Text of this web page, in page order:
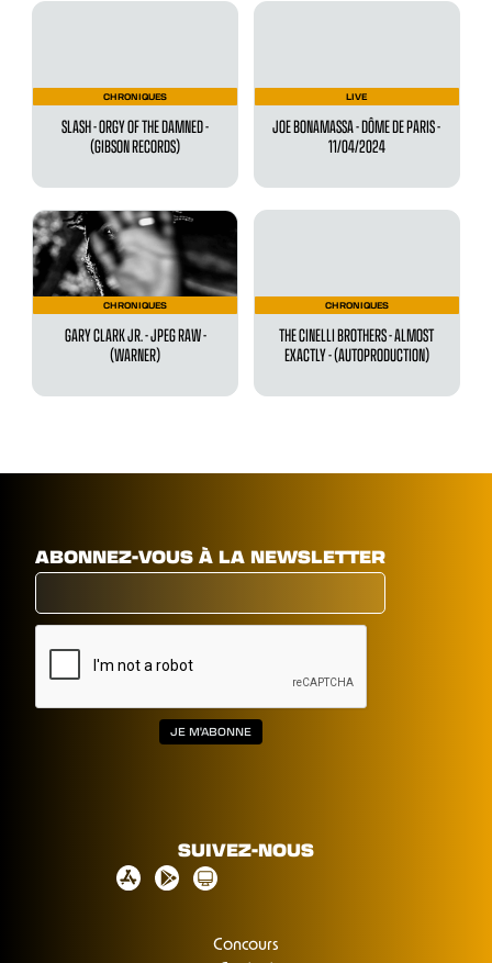
CHRONIQUES
SLASH - ORGY OF THE DAMNED -
(GIBSON RECORDS)
LIVE
JOE BONAMASSA - DÔME DE PARIS -
11/04/2024
CHRONIQUES
GARY CLARK JR. - JPEG RAW -
(WARNER)
CHRONIQUES
THE CINELLI BROTHERS - ALMOST
EXACTLY - (AUTOPRODUCTION)
ABONNEZ-VOUS À LA NEWSLETTER
SUIVEZ-NOUS
Concours